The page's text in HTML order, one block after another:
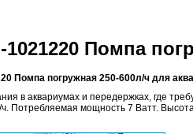
1021220 Помпа
Помпа погружная 250-600л/ч для
в аквариумах и передержках, где
ч. Потребляемая мощность 7 Ватт.